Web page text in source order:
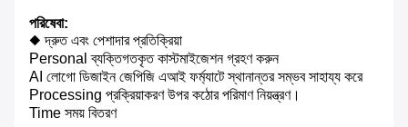
পরিষেবা:
◆ দ্রুত এবং পেশাদার প্রতিক্রিয়া
Personal ব্যক্তিগতকৃত কাস্টমাইজেশন গ্রহণ করুন
AI লোগো ডিজাইন জেপিজি এআই ফর্ম্যাটে স্থানান্তর সম্ভব সাহায্য করে
Processing প্রক্রিয়াকরণ উপর কঠোর পরিমাণ নিয়ন্ত্রণ।
Time সময় বিতরণ